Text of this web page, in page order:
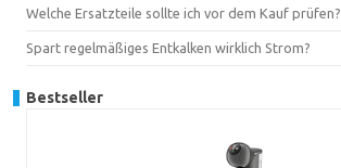
Welche Ersatzteile sollte ich vor dem Kauf prüfen?
Spart regelmäßiges Entkalken wirklich Strom?
Bestseller